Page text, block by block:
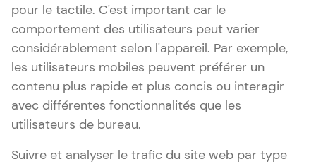
pour le tactile. C'est important car le
comportement des utilisateurs peut varier
considérablement selon l'appareil. Par exemple,
les utilisateurs mobiles peuvent préférer un
contenu plus rapide et plus concis ou interagir
avec différentes fonctionnalités que les
utilisateurs de bureau.
Suivre et analyser le trafic du site web par type